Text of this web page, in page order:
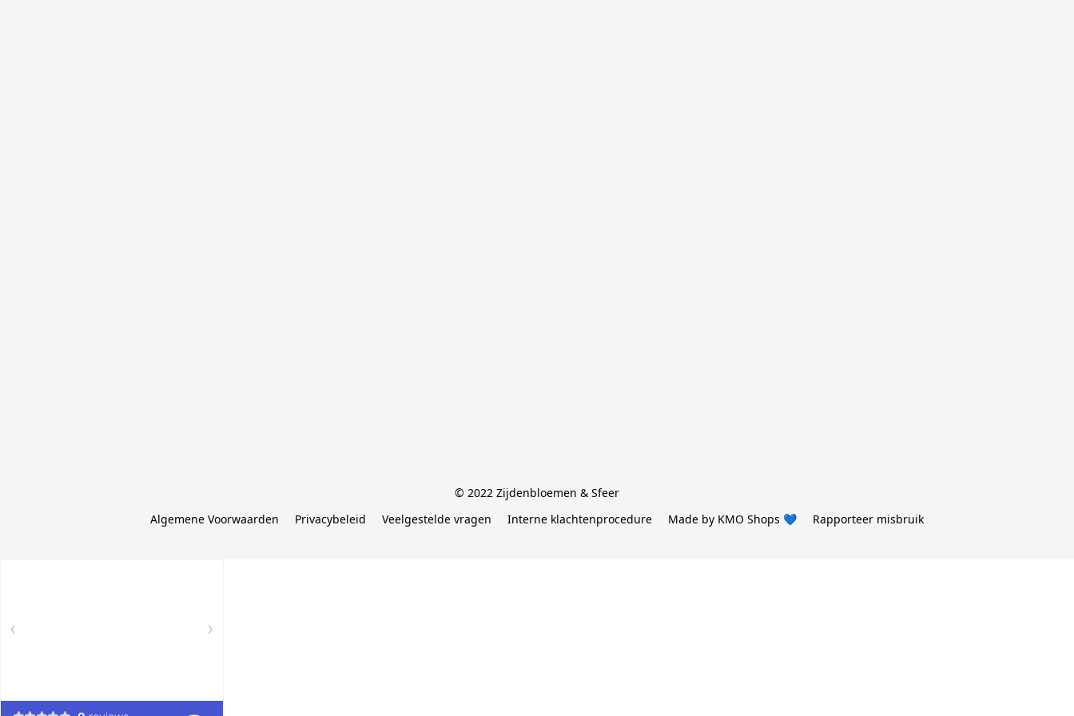
© 2022 Zijdenbloemen & Sfeer
Algemene Voorwaarden
Privacybeleid Veelgestelde vragen Interne klachtenprocedure Made by KMO Shops 💙 Rapporteer misbruik